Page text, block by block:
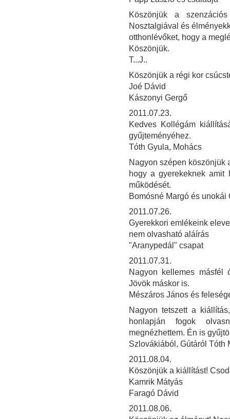
Köszönjük a
Nosztalgiával és
otthonlévőket, hogy a
Köszönjük.
T...J..
Köszönjük a régi kor
Joé Dávid
Kászonyi Gergő
2011.07.23.
Kedves Kollégám
gyűjteményéhez.
Tóth Gyula, Mohács
Nagyon szépen köszönjük
hogy a gyerekeknek amit
működését.
Bomósné Margó és
2011.07.26.
Gyerekkori emlékeink
nem olvasható aláírás
"Aranypedál" csapat
2011.07.31.
Nagyon kellemes másfél
Jövök máskor is.
Mészáros János és
Nagyon tetszett a
honlapján fogok
megnézhettem. Én is
Szlovákiából, Gútáról Tóth
2011.08.04.
Köszönjük a kiállítást!
Kamrik Mátyás
Faragó Dávid
2011.08.06.